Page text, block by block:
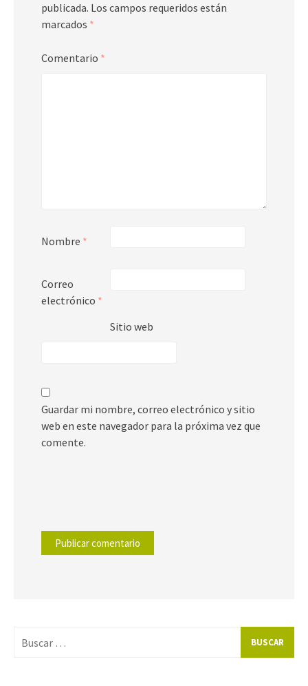
publicada. Los campos requeridos están
marcados *
Comentario *
Nombre *
Correo
electrónico *
Sitio web
Guardar mi nombre, correo electrónico y sitio
web en este navegador para la próxima vez que
comente.
por: